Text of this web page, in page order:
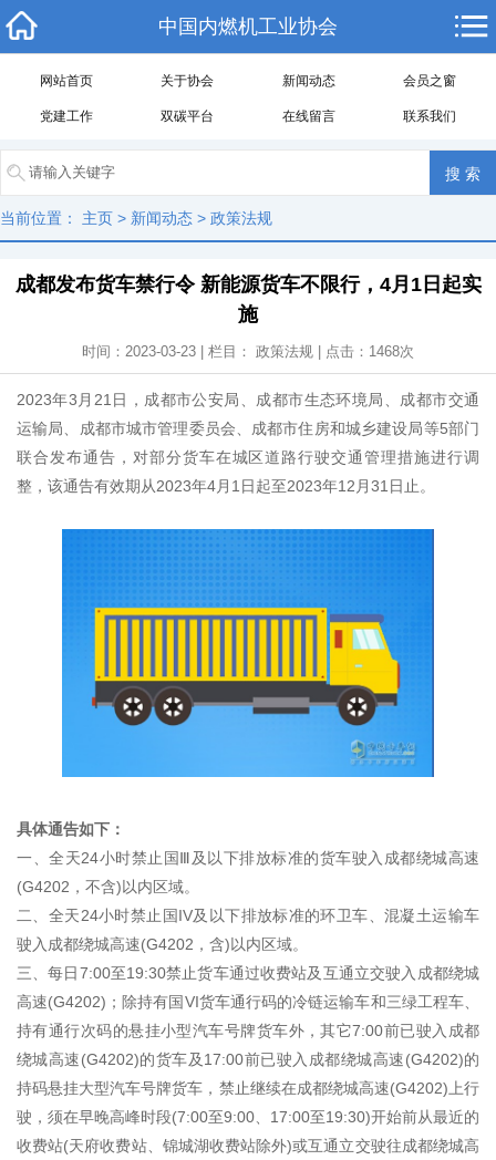
中国内燃机工业协会
网站首页 关于协会 新闻动态 会员之窗
党建工作 双碳平台 在线留言 联系我们
当前位置： 主页 > 新闻动态 > 政策法规
成都发布货车禁行令 新能源货车不限行，4月1日起实
施
时间：2023-03-23 | 栏目： 政策法规 | 点击： 1468次
2023年3月21日，成都市公安局、成都市生态环境局、成都市交通
运输局、成都市城市管理委员会、成都市住房和城乡建设局等5部门
联合发布通告，对部分货车在城区道路行驶交通管理措施进行调
整，该通告有效期从2023年4月1日起至2023年12月31日止。
具体通告如下：
一、全天24小时禁止国Ⅲ及以下排放标准的货车驶入成都绕城高速
(G4202，不含)以内区域。
二、全天24小时禁止国IV及以下排放标准的环卫车、混凝土运输车
驶入成都绕城高速(G4202，含)以内区域。
三、每日7:00至19:30禁止货车通过收费站及互通立交驶入成都绕城
高速(G4202)；除持有国VI货车通行码的冷链运输车和三绿工程车、
持有通行次码的悬挂小型汽车号牌货车外，其它7:00前已驶入成都
绕城高速(G4202)的货车及17:00前已驶入成都绕城高速(G4202)的
持码悬挂大型汽车号牌货车，禁止继续在成都绕城高速(G4202)上行
驶，须在早晚高峰时段(7:00至9:00、17:00至19:30)开始前从最近的
收费站(天府收费站、锦城湖收费站除外)或互通立交驶往成都绕城高